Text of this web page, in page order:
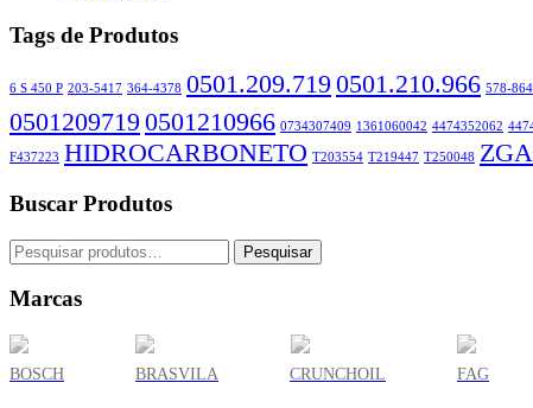
Tags de Produtos
6 S 450 P 203-5417 364-4378 0501.209.719 0501.210.966 578-
0501209719 0501210966 0734307409 1361060042 4474352062
F437223 HIDROCARBONETO T203554 T219447 T250048
Buscar Produtos
Pesquisar
por:
Pesquisar
Marcas
BOSCH BRASVILA CRUNCHOIL FAG